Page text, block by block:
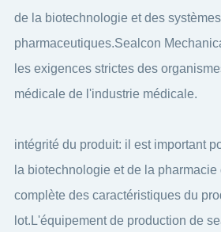
de la biotechnologie et des systèmes
pharmaceutiques.Sealcon
les exigences strictes des
médicale de l'industrie médicale.
intégrité du produit: il est important
la biotechnologie et de la
complète des caractéristiques du
lot.L'équipement de production de